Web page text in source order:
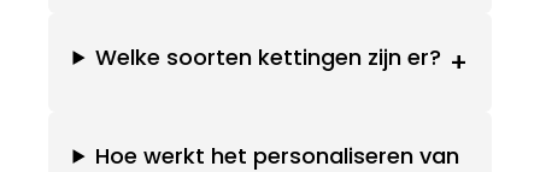
Welke soorten kettingen zijn er? +
Hoe werkt het personaliseren van